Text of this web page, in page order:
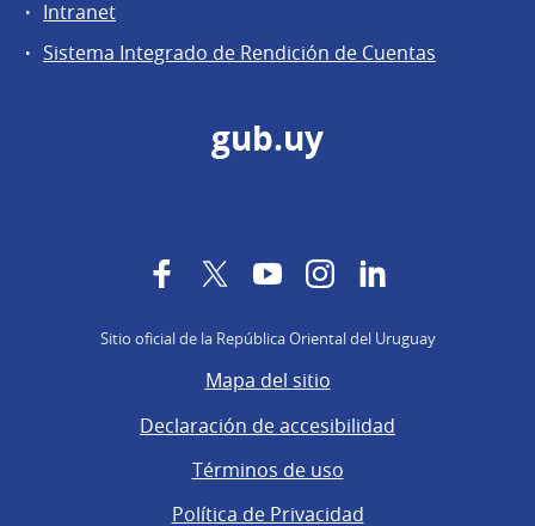
Intranet
Sistema Integrado de Rendición de Cuentas
gub.uy
FacebookTwitterYouTubeInstagram
Sitio oficial de la República Oriental del Uruguay
Mapa del sitio
Declaración de accesibilidad
Términos de uso
Política de Privacidad